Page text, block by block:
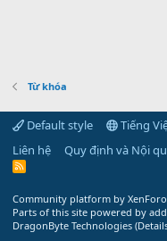
Từ khóa
Default style
Tiếng
Liên hệ
Quy định và Nội
R
Community platform by XenForo
Parts of this site powered by
DragonByte Technologies (